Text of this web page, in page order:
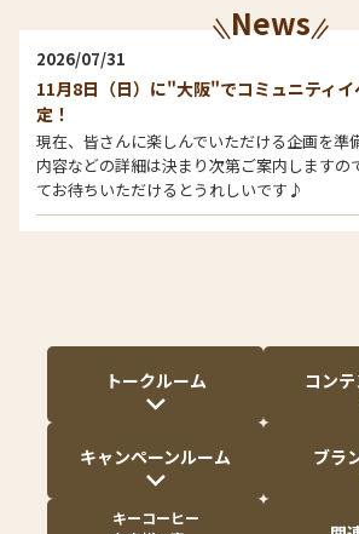
News
2026/07/31
11月8日（日）に"大阪"でコミュニティイ
定！
現在、皆さんに楽しんでいただける企画を準
内容などの詳細は決まり次第ご案内しますの
てお待ちいただけるとうれしいです♪
2026/07/31
2026/07/29
「夏のコーヒーの楽しみ方、広げてみま
ました。
皆さんの投稿お待ちしています！ > 詳し
2026/07/24
トークルーム コン
キャンペーンルーム ブラ
キーコーヒー